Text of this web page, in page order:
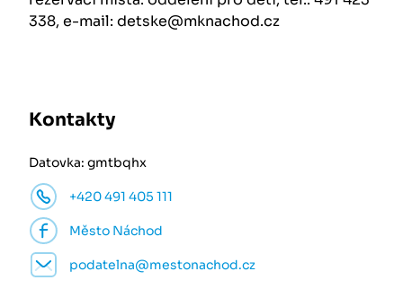
338, e-mail: detske@mknachod.cz
Kontakty
Datovka: gmtbqhx
+420 491 405 111
Město Náchod
podatelna@mestonachod.cz